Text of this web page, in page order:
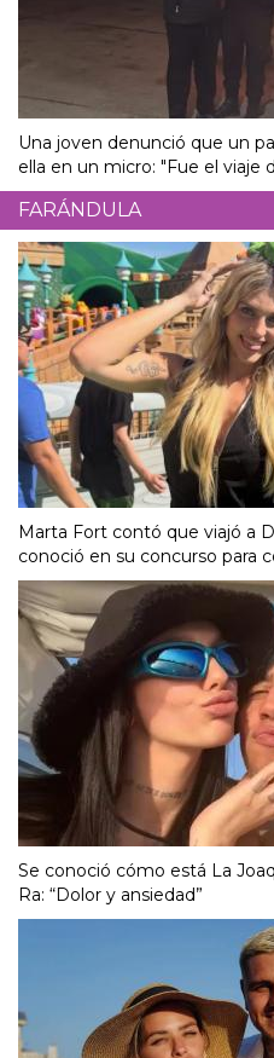
Una joven denunció que un
ella en un micro: "Fue el viaje
FARÁNDULA
Marta Fort contó que viajó a
conoció en su concurso para
Se conoció cómo está La
Ra: “Dolor y ansiedad”